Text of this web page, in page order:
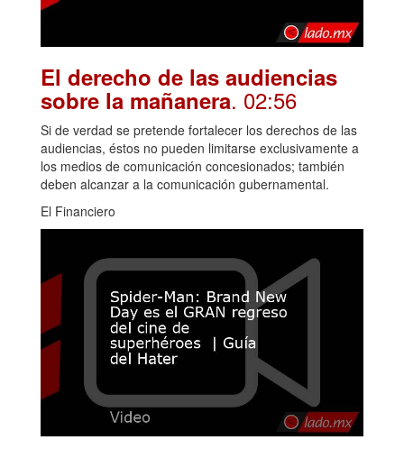
El derecho de las audiencias
sobre la mañanera. 02:56
Si de verdad se pretende fortalecer los derechos de las
audiencias, éstos no pueden limitarse exclusivamente a
los medios de comunicación concesionados; también
deben alcanzar a la comunicación gubernamental.
El Financiero